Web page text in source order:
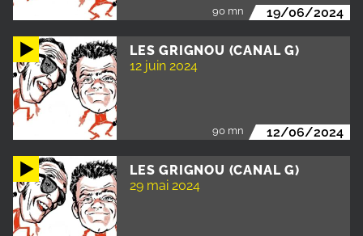
90 mn 19/06/2024
LES GRIGNOU (CANAL G)
12 juin 2024
90 mn 12/06/2024
LES GRIGNOU (CANAL G)
29 mai 2024